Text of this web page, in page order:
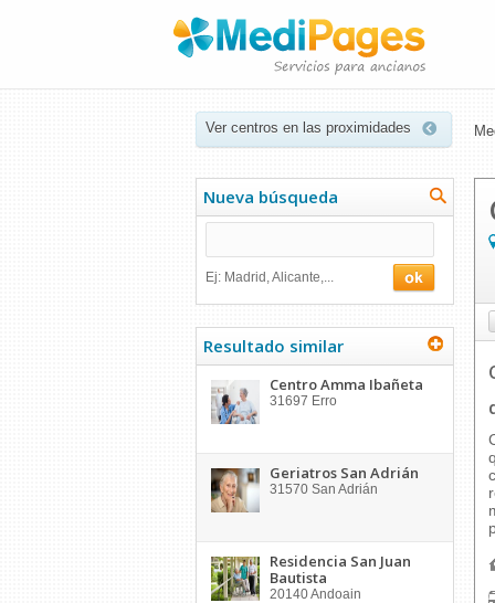
Ver centros en las proximidades
Nueva búsqueda
Ej: Madrid, Alicante,...
Resultado similar
Centro Amma Ibañeta
31697 Erro
Geriatros San Adrián
31570 San Adrián
Residencia San Juan
Bautista
20140Andoain